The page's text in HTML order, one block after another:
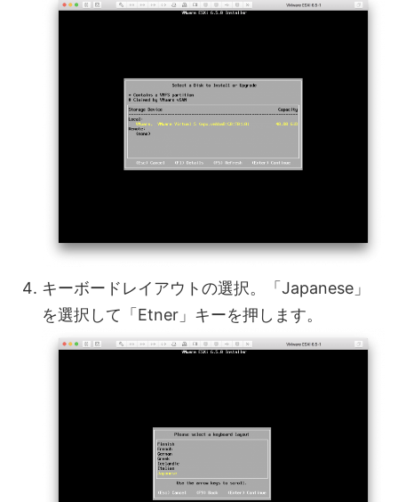
キーボードレイアウトの選択。「Japanese」
を選択して「Etner」キーを押します。